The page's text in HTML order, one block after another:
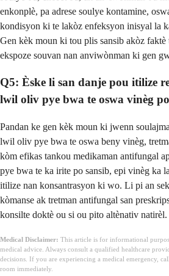
enkonplè, pa adrese soulye kontamine,
kondisyon ki te lakòz enfeksyon inisyal la
Gen kèk moun ki tou plis sansib akòz
ekspoze souvan nan anviwònman ki gen
Q5: Èske li san danje pou itilize
lwil oliv pye bwa te oswa vinèg
Pandan ke gen kèk moun ki jwenn
lwil oliv pye bwa te oswa beny vinèg,
kòm efikas tankou medikaman antifungal
pye bwa te ka irite po sansib, epi vinèg ka
itilize nan konsantrasyon ki wo. Li pi an
kòmanse ak tretman antifungal san
konsilte doktè ou si ou pito altènativ natirèl.
Medical Disclaimer: This article is for informational
medical advice. Always consult a qualified healthcare
decisions. If you are experiencing a medical emergency,
room immediately.